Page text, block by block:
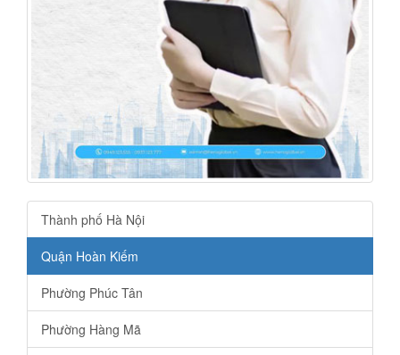
Thành phố Hà Nội
Quận Hoàn Kiếm
Phường Phúc Tân
Phường Hàng Mã